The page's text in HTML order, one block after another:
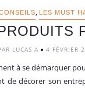
, LES MUST
LUCAS A 4 FÉVRIER
à se démarquer
décorer son